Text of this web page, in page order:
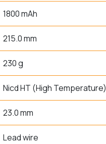
1800 mAh
215.0 mm
230 g
Nicd HT (High Temperature)
23.0 mm
Lead wire